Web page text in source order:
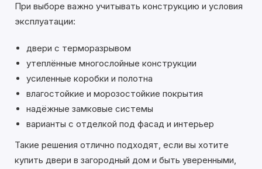
При выборе важно учитывать конструкцию и условия
эксплуатации:
двери с терморазрывом
утеплённые многослойные конструкции
усиленные коробки и полотна
влагостойкие и морозостойкие покрытия
надёжные замковые системы
варианты с отделкой под фасад и интерьер
Такие решения отлично подходят, если вы хотите
купить двери в загородный дом и быть уверенными,